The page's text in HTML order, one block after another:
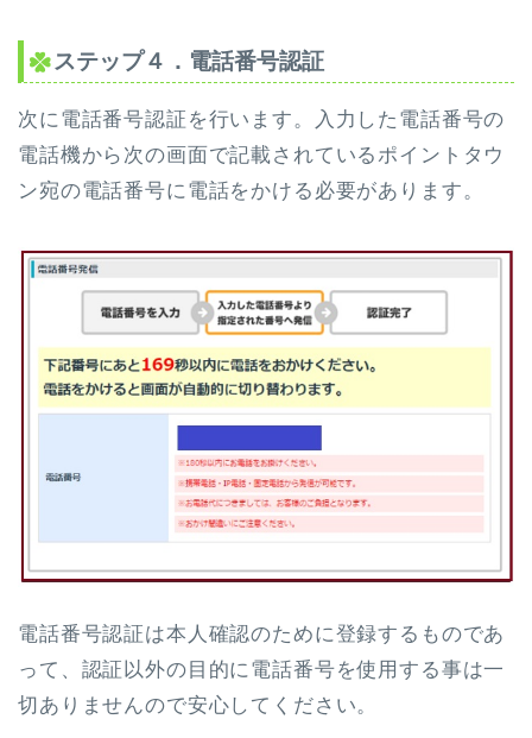
ステップ４．電話番号認証
次に電話番号認証を行います。入力した電話番号の
電話機から次の画面で記載されているポイントタウ
ン宛の電話番号に電話をかける必要があります。
電話番号認証は本人確認のために登録するものであ
って、認証以外の目的に電話番号を使用する事は一
切ありませんので安心してください。